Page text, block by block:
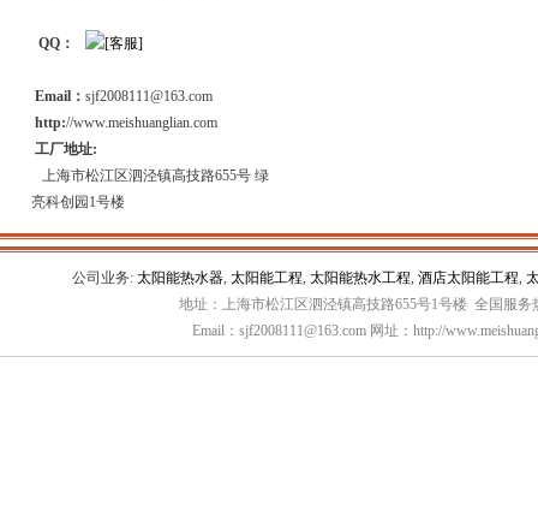
QQ：
Email： sjf2008111@163.com
http://www.meishuanglian.com
工厂地址:
上海市松江区泗泾镇高技路655号 绿
亮科创园1号楼
公司业务: 太阳能热水器, 太阳能工程, 太阳能热水工程, 酒店太阳能工程,
地址：上海市松江区泗泾镇高技路655号1号楼 全国服务
Email：sjf2008111@163.com 网址：http://